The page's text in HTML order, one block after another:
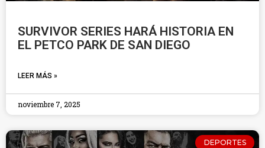
SURVIVOR SERIES HARÁ HISTORIA EN
EL PETCO PARK DE SAN DIEGO
LEER MÁS »
noviembre 7, 2025
DEPORTES